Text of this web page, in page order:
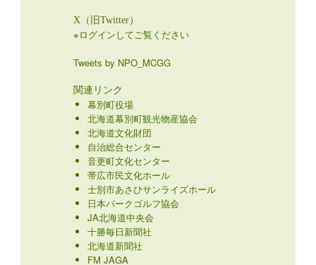
X（旧Twitter）
※ログインしてご覧ください
Tweets by NPO_MCGG
関連リンク
幕別町役場
北海道幕別町観光物産協会
北海道文化財団
自治総合センター
音更町文化センター
帯広市民文化ホール
士別市あさひサンライズホール
日本パークゴルフ協会
JA北海道中央会
十勝毎日新聞社
北海道新聞社
FM JAGA